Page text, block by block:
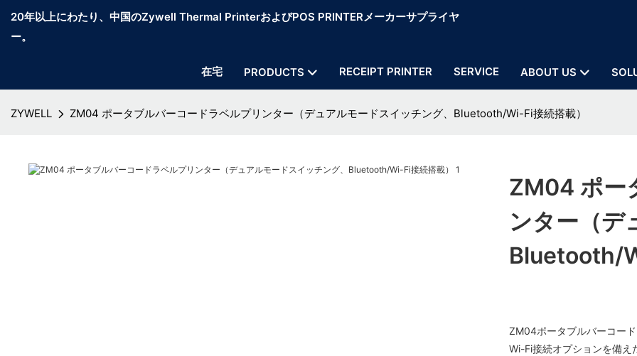
20年以上にわたり、中国のZywell Thermal PrinterおよびPOS PRINTERメーカーサプライヤ
ー。
在宅 PRODUCTS RECEIPT PRINTER SERVICE ABOUT US
ZYWELL ZM04 ポータブルバーコードラベルプリンター（デュアルモードスイッチング、Bluetooth/Wi-Fi接続搭載）
ZM04 ポー
ンター（デ
Bluetooth/
ZM04ポータブルバーコー
Wi-Fi接続オプションを備え